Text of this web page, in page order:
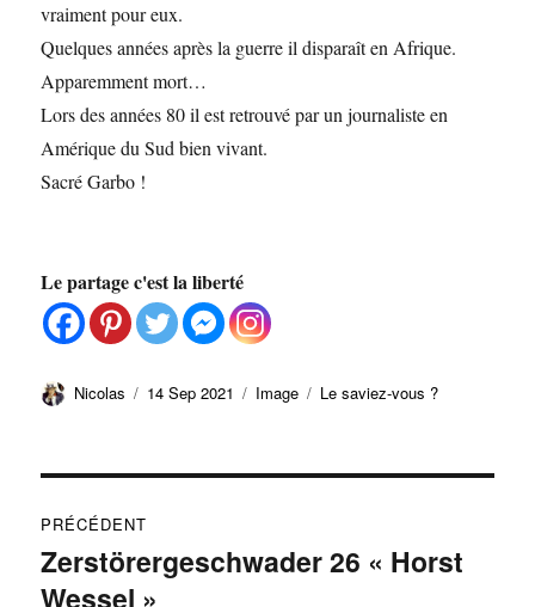
vraiment pour eux.
Quelques années après la guerre il disparaît en Afrique.
Apparemment mort…
Lors des années 80 il est retrouvé par un journaliste en
Amérique du Sud bien vivant.
Sacré Garbo !
Le partage c'est la liberté
Auteur
Nicolas
Publié
14 Sep 2021 Format
Image Catégories
Le saviez-vous ?
de
PRÉCÉDENT
Publication
précédente :
Zerstörergeschwader 26 « Horst
Wessel »